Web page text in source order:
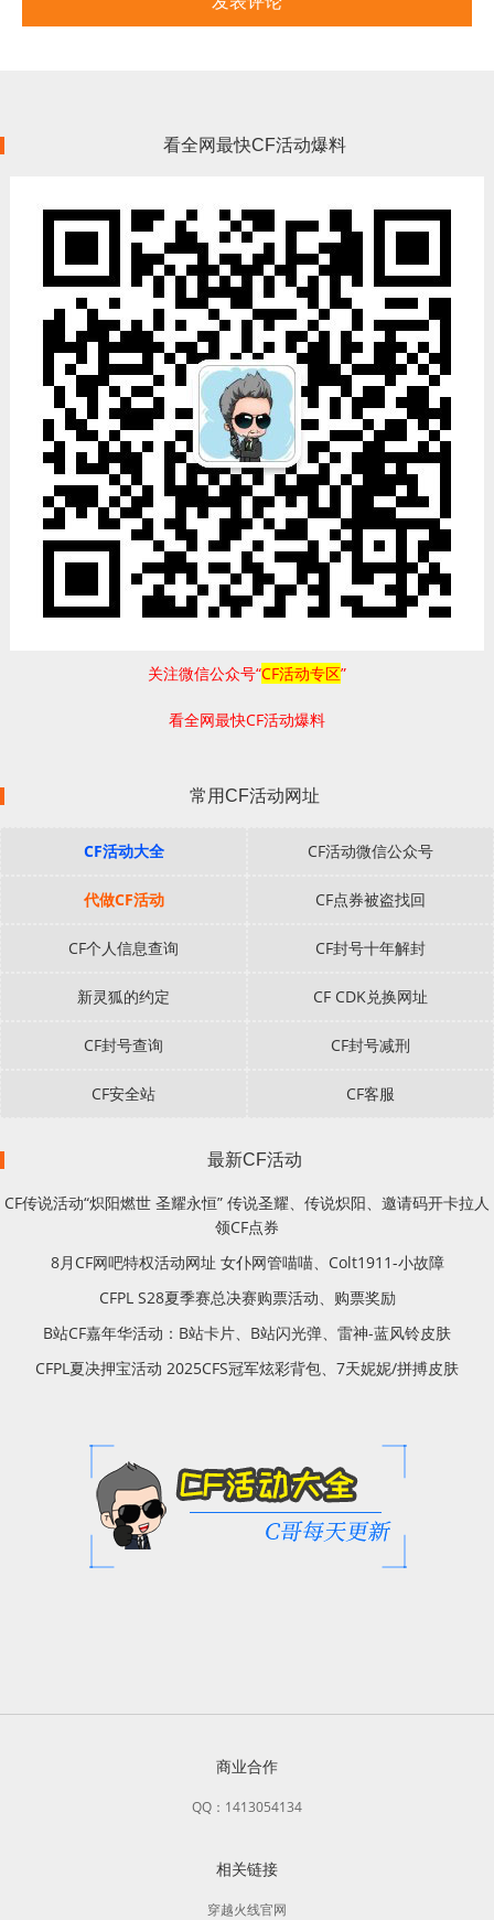
看全网最快CF活动爆料
关注微信公众号“CF活动专区”
看全网最快CF活动爆料
常用CF活动网址
CF活动大全 CF活动微信公众号
代做CF活动 CF点券被盗找回
CF个人信息查询 CF封号十年解封
新灵狐的约定 CF CDK兑换网址
CF封号查询 CF封号减刑
CF安全站 CF客服
最新CF活动
CF传说活动“炽阳燃世 圣耀永恒” 传说圣耀、传说炽阳、邀请码开卡拉人
领CF点券
8月CF网吧特权活动网址 女仆网管喵喵、Colt1911-小故障
CFPL S28夏季赛总决赛购票活动、购票奖励
B站CF嘉年华活动：B站卡片、B站闪光弹、雷神-蓝风铃皮肤
CFPL夏决押宝活动 2025CFS冠军炫彩背包、7天妮妮/拼搏皮肤
商业合作
QQ：1413054134
相关链接
穿越火线官网